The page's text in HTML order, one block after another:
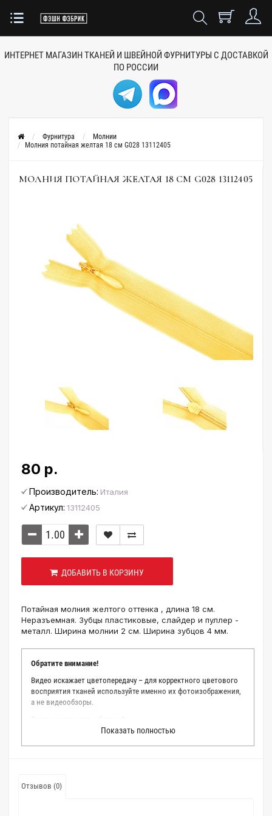
ИНТЕРНЕТ МАГАЗИН ТКАНЕЙ И ШВЕЙНОЙ ФУРНИТУРЫ С ДОСТАВКОЙ
ПО РОССИИ
Фурнитура
Молнии
Молния потайная желтая 18 см G028 13112405
МОЛНИЯ ПОТАЙНАЯ ЖЕЛТАЯ 18 СМ G028 13112405
80 р.
Производитель: Италия
Артикул: 13112405
ДОБАВИТЬ В КОРЗИНУ
Потайная молния желтого оттенка , длина 18 см.
Неразъемная. Зубцы пластиковые, слайдер и пуллер -
металл. Ширина молнии 2 см. Ширина зубцов 4 мм.
Обратите внимание!
Видео искажает цветопередачу – для корректного цветового
восприятия тканей используйте именно их фотоизображения,
а не видеообзоры.
Мы делаем все возможное, чтобы точно описать цвет каждой
ткани из нашего каталога. Мы осматриваем и фотографируем
точное соответствие цветов из-за одного простого факта:
Показать полностью
Отзывов (0)